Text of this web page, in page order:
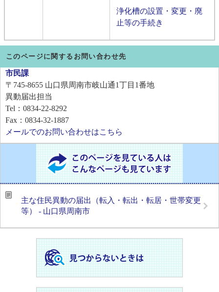
浄化槽の設置・変更・廃
止等の手続き
このページに関するお問い合わせ先
市民課
〒745-8655 山口県周南市岐山通1丁目1番地
異動届出担当
Tel：0834-22-8292
Fax：0834-32-1887
メールでのお問い合わせはこちら
主な住民異動の届出（転入・転出・転居・世帯変更
等） - 山口県周南市